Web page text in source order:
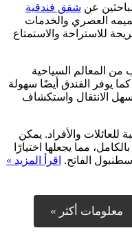
عن شقق فندقية
العصري والخدمات
للاستراحة والاستمتاع
من المعالم السياحية
يوفر الفندق أيضًا سهولة
الانتقال واستكشاف
للعائلات والأفراد. يمكن
مما يجعلها اختيارًا
الفاتح. اقرأ المزيد »
معلومات أكثر »